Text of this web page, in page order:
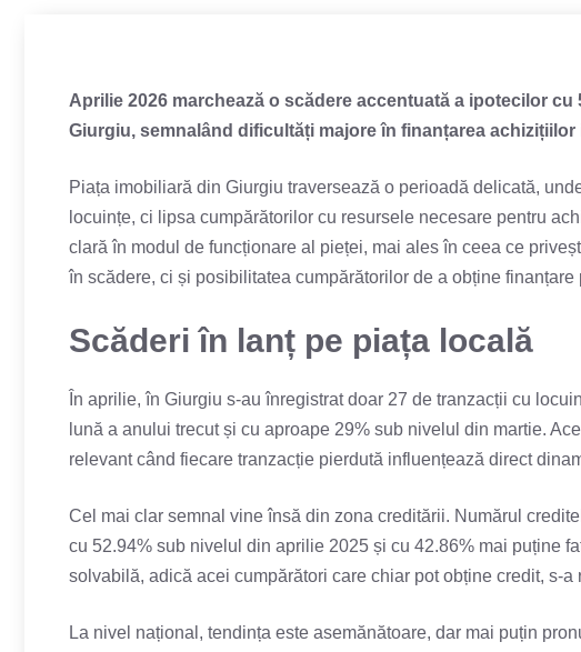
Aprilie 2026 marchează o scădere accentuată a ipotecilor cu
Giurgiu, semnalând dificultăți majore în finanțarea achizițiilor
Piața imobiliară din Giurgiu traversează o perioadă delicată,
locuințe, ci lipsa cumpărătorilor cu resursele necesare pentru
clară în modul de funcționare al pieței, mai ales în ceea ce
în scădere, ci și posibilitatea cumpărătorilor de a obține finanțare
Scăderi în lanț pe piața locală
În aprilie, în Giurgiu s-au înregistrat doar 27 de tranzacții cu
lună a anului trecut și cu aproape 29% sub nivelul din martie.
relevant când fiecare tranzacție pierdută influențează direct
Cel mai clar semnal vine însă din zona creditării. Numărul
cu 52.94% sub nivelul din aprilie 2025 și cu 42.86% mai puține
solvabilă, adică acei cumpărători care chiar pot obține credit, s-a
La nivel național, tendința este asemănătoare, dar mai puțin